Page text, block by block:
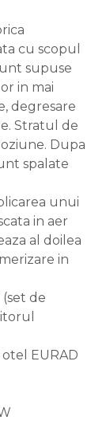
cu scopul
supuse
in mai
degresare
Stratul de
Dupa
spalate
unui
in aer
al doilea
in
de
EURAD